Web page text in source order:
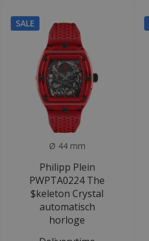
SALE
Ø 44 mm
Philipp Plein
PWPTA0224 The
$keleton Crystal
automatisch
horloge